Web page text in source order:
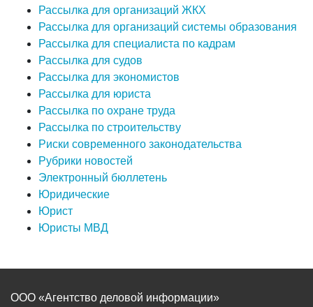
Рассылка для организаций ЖКХ
Рассылка для организаций системы образования
Рассылка для специалиста по кадрам
Рассылка для судов
Рассылка для экономистов
Рассылка для юриста
Рассылка по охране труда
Рассылка по строительству
Риски современного законодательства
Рубрики новостей
Электронный бюллетень
Юридические
Юрист
Юристы МВД
ООО «Агентство деловой информации»